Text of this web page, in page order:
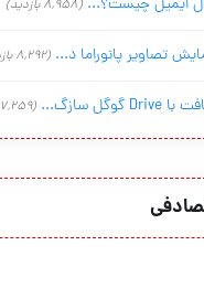
(8,958 بازدید)
تصاویر پانوراما د... (8,292 بازدید)
(7,259 بازدید)